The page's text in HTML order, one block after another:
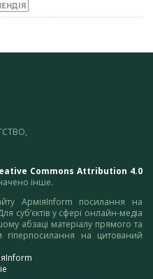
Commons Attribution 4.0
інше.
АрміяInform посилання на
суб’єктів у сфері онлайн-медіа
абзаці матеріалу прямого та
гіперпосилання на цитований